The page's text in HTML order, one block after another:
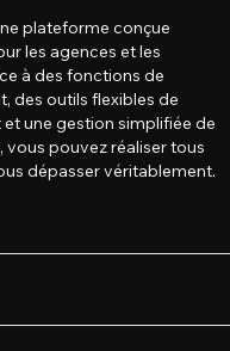
plateforme conçue
les agences et les
à des fonctions de
des outils flexibles de
une gestion simplifiée de
vous pouvez réaliser tous
dépasser véritablement.